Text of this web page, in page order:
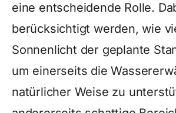
eine entscheidende Rolle.
berücksichtigt werden, wie
Sonnenlicht der geplante
um einerseits die
natürlicher Weise zu